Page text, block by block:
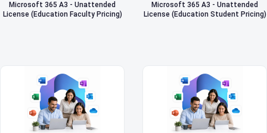
Microsoft 365 A3 - Unattended
License (Education Faculty Pricing)
Microsoft 365 A3 - Unattended
License (Education Student Pricing)